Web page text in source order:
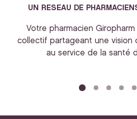
UN RESEAU DE
Votre pharmacien Giropharm
collectif partageant une vision
au service de la santé